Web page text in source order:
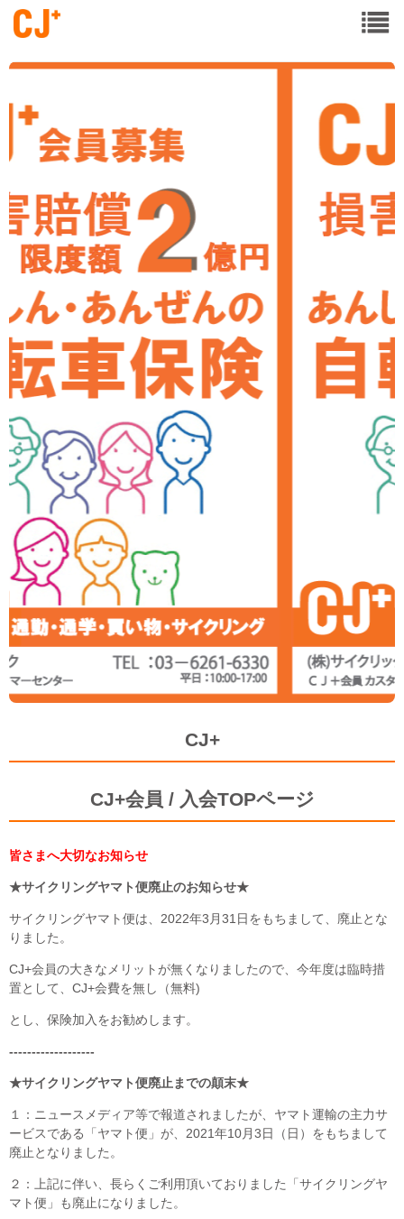
CJ+
CJ+会員 / 入会TOPページ
皆さまへ大切なお知らせ
★サイクリングヤマト便廃止のお知らせ★
サイクリングヤマト便は、2022年3月31日をもちまして、廃止とな
りました。
CJ+会員の大きなメリットが無くなりましたので、今年度は臨時措
置として、CJ+会費を無し（無料)
とし、保険加入をお勧めします。
-------------------
★サイクリングヤマト便廃止までの顛末★
１：ニュースメディア等で報道されましたが、ヤマト運輸の主力サ
ービスである「ヤマト便」が、2021年10月3日（日）をもちまして
廃止となりました。
２：上記に伴い、長らくご利用頂いておりました「サイクリングヤ
マト便」も廃止になりました。